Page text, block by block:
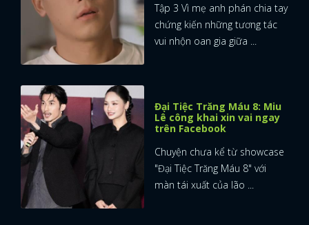
Tập 3 Vì mẹ anh phán chia tay
chứng kiến những tương tác
vui nhộn oan gia giữa ...
Đại Tiệc Trăng Máu 8: Miu
Lê công khai xin vai ngay
trên Facebook
Chuyện chưa kể từ showcase
"Đại Tiệc Trăng Máu 8" với
màn tái xuất của lão ...